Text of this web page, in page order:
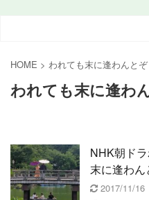
HOME > われても末に逢わんとぞ
われても末に逢わ
NHK朝ド
末に逢わ
2017/11/16